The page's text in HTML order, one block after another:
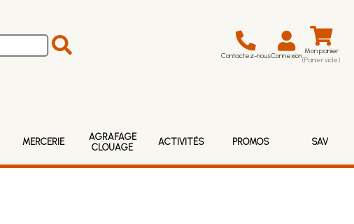
Contactez-nousConnexion Mon panier
(Panier vide)
MERCERIE
AGRAFAGE
CLOUAGE
ACTIVITÉS PROMOS SAV